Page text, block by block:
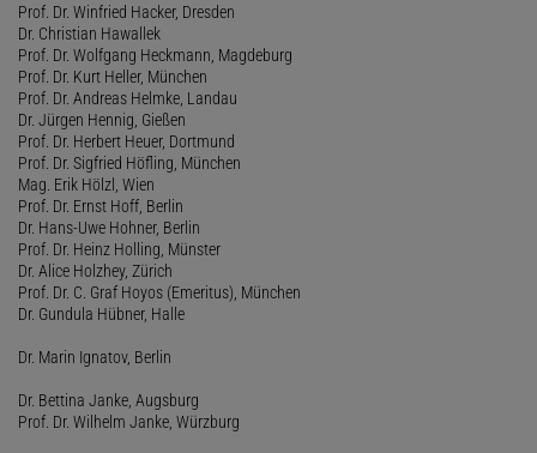
Prof. Dr. Winfried Hacker, Dresden
Dr. Christian Hawallek
Prof. Dr. Wolfgang Heckmann, Magdeburg
Prof. Dr. Kurt Heller, München
Prof. Dr. Andreas Helmke, Landau
Dr. Jürgen Hennig, Gießen
Prof. Dr. Herbert Heuer, Dortmund
Prof. Dr. Sigfried Höfling, München
Mag. Erik Hölzl, Wien
Prof. Dr. Ernst Hoff, Berlin
Dr. Hans-Uwe Hohner, Berlin
Prof. Dr. Heinz Holling, Münster
Dr. Alice Holzhey, Zürich
Prof. Dr. C. Graf Hoyos (Emeritus), München
Dr. Gundula Hübner, Halle
Dr. Marin Ignatov, Berlin
Dr. Bettina Janke, Augsburg
Prof. Dr. Wilhelm Janke, Würzburg